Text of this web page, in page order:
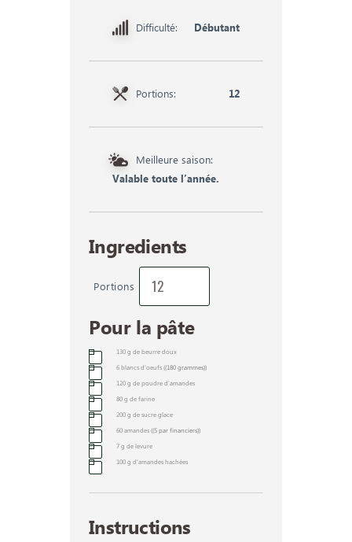
Difficulté: Débutant
Portions: 12
Meilleure saison:
Valable toute l’année.
Ingredients
Portions
Pour la pâte
130 g de beurre doux
6 blancs d'oeufs ((180 grammes))
120 g de poudre d'amandes
80 g de farine
200 g de sucre glace
60 amandes ((5 par financiers))
7 g de levure
100 g d'amandes hachées
Instructions